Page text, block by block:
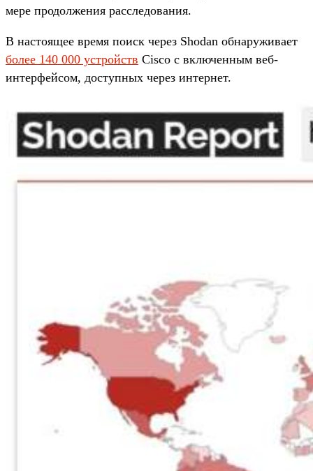
мере продолжения расследования.
В настоящее время поиск через Shodan обнаруживает
более 140 000 устройств Cisco с включенным веб-
интерфейсом, доступных через интернет.